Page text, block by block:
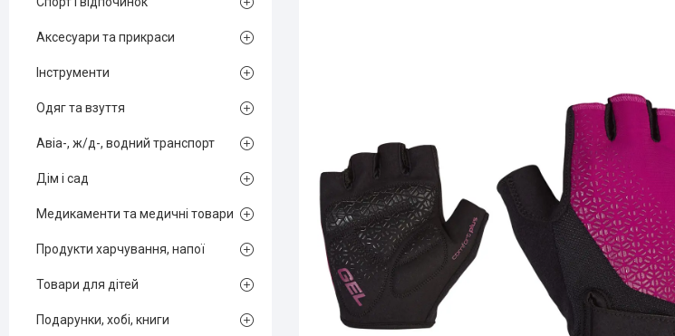
Аксесуари та прикраси
Інструменти
Одяг та взуття
Авіа-, ж/д-, водний транспорт
Дім і сад
Медикаменти та медичні товари
Продукти харчування, напої
Товари для дітей
Подарунки, хобі, книги